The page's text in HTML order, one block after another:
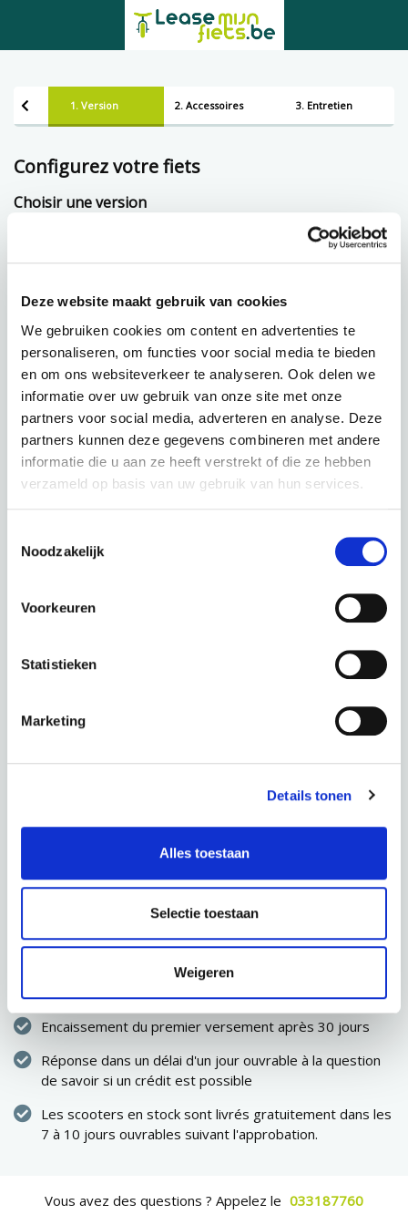
Deze website maakt gebruik van cookies
We gebruiken cookies om content en advertenties te
personaliseren, om functies voor social media te bieden
en om ons websiteverkeer te analyseren. Ook delen we
informatie over uw gebruik van onze site met onze
partners voor social media, adverteren en analyse. Deze
partners kunnen deze gegevens combineren met andere
informatie die u aan ze heeft verstrekt of die ze hebben
verzameld op basis van uw gebruik van hun services.
Noodzakelijk
Voorkeuren
Statistieken
Marketing
Details tonen
Alles toestaan
Selectie toestaan
Weigeren
1. Version 2. Accessoires 3. Entretien
Configurez votre fiets
Choisir une version
couleur : Deep Blue Glossy
87,72 p.m.
Ce scooter dans une autre couleur :
Période
60 mois
SAUVEGARDER
PROCHAINE ÉTAPE
Pas de dépenses élevées en une seule fois
Encaissement du premier versement après 30 jours
Réponse dans un délai d'un jour ouvrable à la question
de savoir si un crédit est possible
Les scooters en stock sont livrés gratuitement dans les
7 à 10 jours ouvrables suivant l'approbation.
Vous avez des questions ? Appelez le 033187760